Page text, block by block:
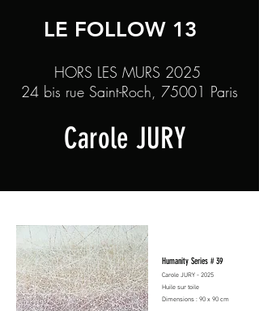
LE FOLLOW 13
HORS LES MURS 2025
24 bis rue Saint-Roch, 75001 Paris
Carole JURY
Humanity Series # 39
Carole JURY - 2025
Huile sur toile
Dimensions : 90 x 90 cm